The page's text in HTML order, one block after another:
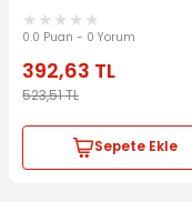
0.0 Puan - 0 Yorum
392,63 TL
523,51TL
Sepete Ekle